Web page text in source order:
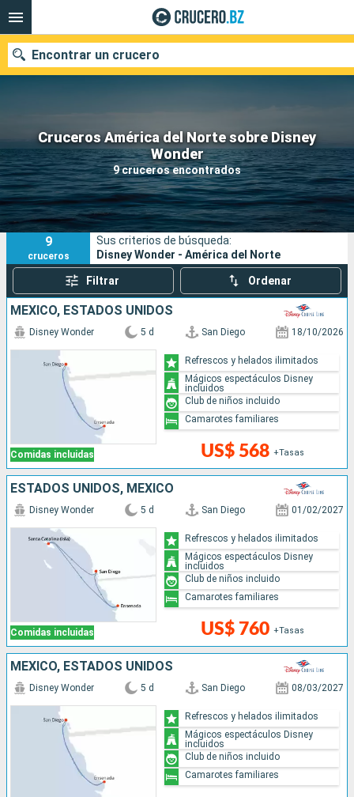
Cruceros América del Norte sobre Disney
Wonder
9 cruceros encontrados
Encontrar un crucero
Nuestros destinos
Fecha de salida
Puertos Compañías
Buscar
9
cruceros
Sus criterios de búsqueda:
Disney Wonder - América del Norte
Filtrar Ordenar
MÉXICO, ESTADOS UNIDOS
Comidas incluidas
Disney Wonder 5 d San Diego 18/10/2026
US$ 568 +Tasas
Refrescos y helados ilimitados
Mágicos espectáculos Disney
incluidos
Club de niños incluido
Camarotes familiares
ESTADOS UNIDOS, MÉXICO
Comidas incluidas
Disney Wonder 5 d San Diego 01/02/2027
US$ 760 +Tasas
Refrescos y helados ilimitados
Mágicos espectáculos Disney
incluidos
Club de niños incluido
Camarotes familiares
MÉXICO, ESTADOS UNIDOS
Disney Wonder 5 d San Diego 08/03/2027
Refrescos y helados ilimitados
Mágicos espectáculos Disney
incluidos
Club de niños incluido
Camarotes familiares